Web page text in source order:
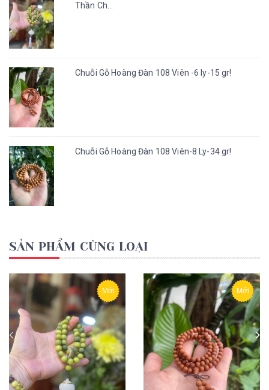
Thần Ch...
Chuỗi Gỗ Hoàng Đàn 108 Viên -6 ly-15 gr!
Chuỗi Gỗ Hoàng Đàn 108 Viên-8 Ly-34 gr!
SẢN PHẨM CÙNG LOẠI
Mới Mới